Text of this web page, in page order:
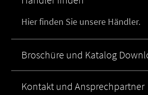
Hier finden Sie unsere Händler.
Broschüre und Katalog
Kontakt und Ansprechpartner